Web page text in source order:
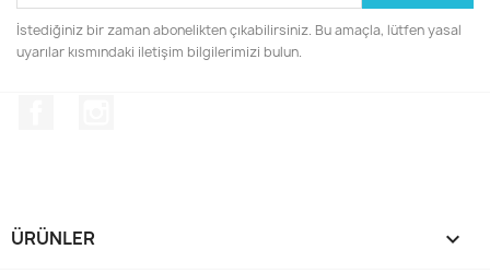
İstediğiniz bir zaman abonelikten çıkabilirsiniz. Bu amaçla, lütfen yasal
uyarılar kısmındaki iletişim bilgilerimizi bulun.
ÜRÜNLER 